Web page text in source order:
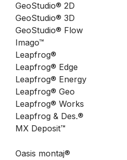
GeoStudio® 2D
GeoStudio® 3D
GeoStudio® Flow
Imago™
Leapfrog®
Leapfrog® Edge
Leapfrog® Energy
Leapfrog® Geo
Leapfrog® Works
Leapfrog & Des.®
MX Deposit™
Oasis montaj®